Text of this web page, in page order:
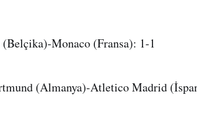
Monaco (Fransa): 1-1
(Almanya)-Atletico Madrid